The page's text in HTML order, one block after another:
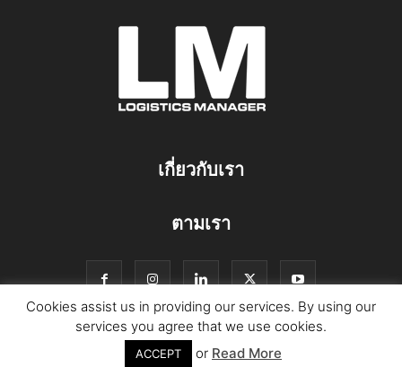
เกี่ยวกับเรา
ตามเรา
© Copyright Logistics Manager
Cookies assist us in providing our services. By using our
services you agree that we use cookies.
ACCEPT or Read More